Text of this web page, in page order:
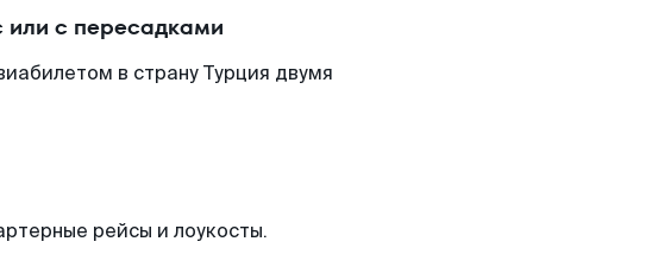
с пересадками
в страну Турция двумя
рейсы и лоукосты.